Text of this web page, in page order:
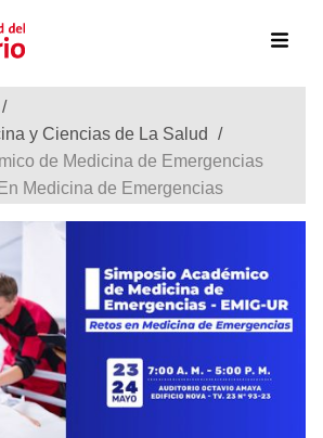
y Ciencias de La Salud
de Medicina de Emergencias
Medicina de Emergencias